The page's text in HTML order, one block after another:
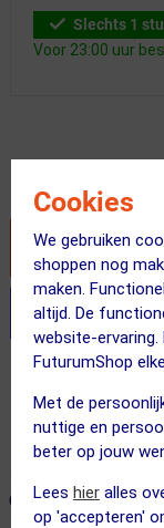
Cookies
We gebruiken
shoppen nog
maken.
altijd. De
website-ervaring.
FuturumShop
Met de
nuttige en
beter op jouw
Lees hier alles
op 'accepteren'
Slechts 1
Voor 23:00 uur
VOEG TOE AAN
Stel je
Gratis
Voor 23:00 uur
365 dagen
← Terug naar
ONZE